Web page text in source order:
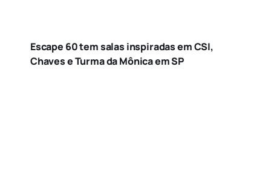
Escape 60 tem salas inspiradas em CSI,
Chaves e Turma da Mônica em SP